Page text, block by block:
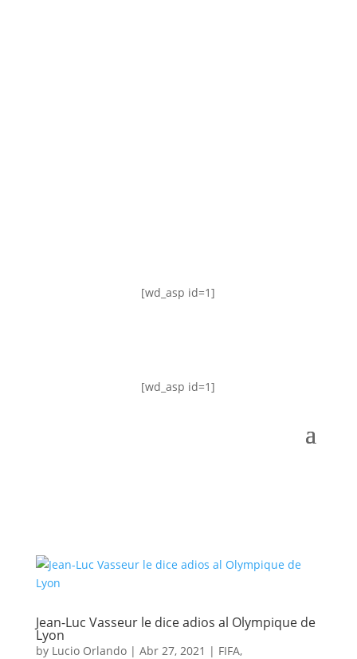
[wd_asp id=1]
[wd_asp id=1]
Jean-Luc Vasseur le dice adios al Olympique de
Lyon
by Lucio Orlando| Abr 27, 2021 | FIFA,